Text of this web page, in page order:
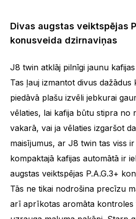
Divas augstas veiktspējas
konusveida dzirnaviņas
J8 twin atklāj pilnīgi jaunu
Tas ļauj izmantot divus dažādus
piedāvā plašu izvēli jebkurai
vēlaties, lai kafija būtu stipra
vakarā, vai ja vēlaties izgaršot
maisījumus, ar J8 twin tas viss ir
kompaktajā kafijas automātā ir
augstas veiktspējas P.A.G.3+
Tās ne tikai nodrošina precīzu
arī aprīkotas aromāta kontroles